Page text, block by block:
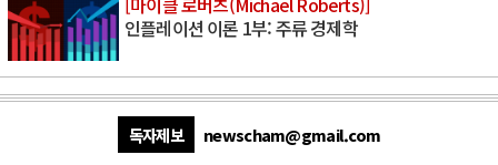
인플레이션 이론 1부: 주류 경제학
독자제보
newscham@gmail.com